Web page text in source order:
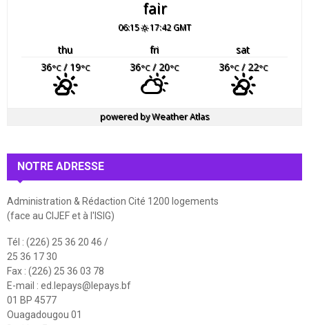
fair
06:15 17:42 GMT
thu fri
sat
36°C/ 19°C 36°C/ 20°C 36°C/ 22°C
powered byWeather Atlas
NOTRE ADRESSE
Administration & Rédaction Cité 1200 logements
(face au CIJEF et à l'ISIG)
Tél : (226) 25 36 20 46 /
25 36 17 30
Fax : (226) 25 36 03 78
E-mail : ed.lepays@lepays.bf
01 BP 4577
Ouagadougou 01